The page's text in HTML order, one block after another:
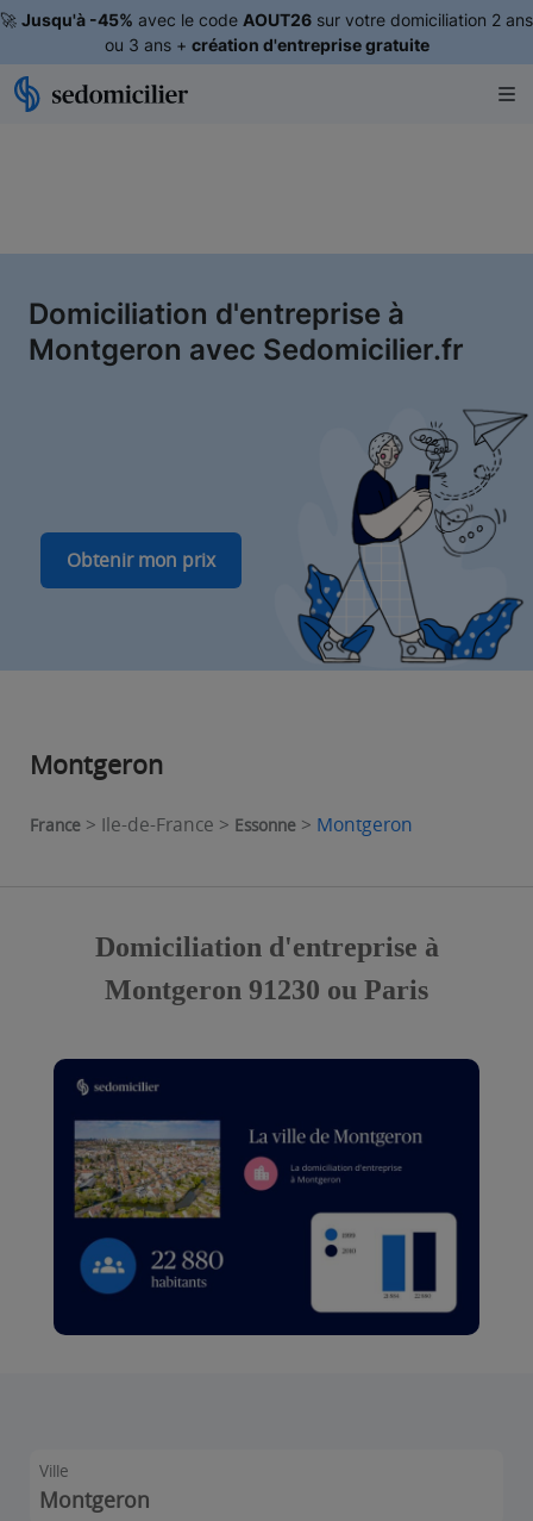
🚀 Jusqu'à -45% avec le code AOUT26 sur votre domiciliation 2 ans
ou 3 ans + création d'entreprise gratuite
Domiciliation d'entreprise à
Montgeron avec Sedomicilier.fr
Obtenir mon prix
Montgeron
France > Ile-de-France > Essonne > Montgeron
Domiciliation d'entreprise à
Montgeron 91230 ou Paris
Ville
Montgeron